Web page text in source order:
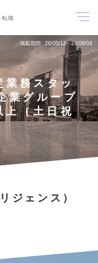
転職
掲載期間 26/05/12～28/08/04
業務スタッ
業グループ
上（土日祝
ジェンス）